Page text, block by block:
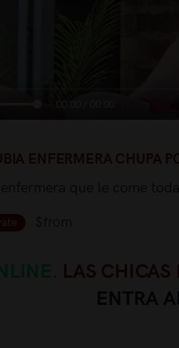
00:00 / 00:00
ENFERMERA CHUPA
LAS